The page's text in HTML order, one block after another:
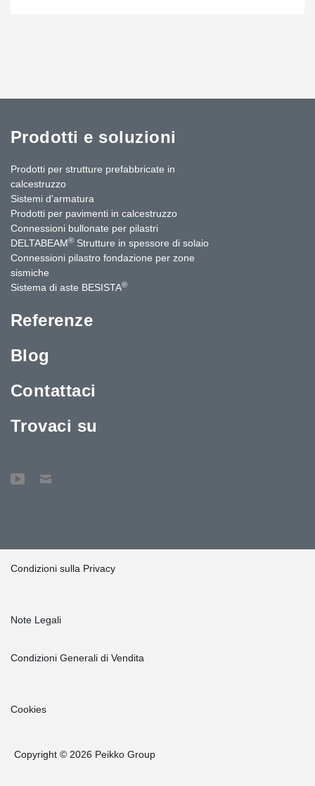
Prodotti e soluzioni
Prodotti per strutture prefabbricate in
calcestruzzo
Sistemi d'armatura
Prodotti per pavimenti in calcestruzzo
Connessioni bullonate per pilastri
DELTABEAM® Strutture in spessore di solaio
Connessioni pilastro fondazione per zone
sismiche
Sistema di aste BESISTA®
Referenze
Blog
Contattaci
Trovaci su
Condizioni sulla Privacy
Note Legali
Condizioni Generali di Vendita
Cookies
Copyright © 2026 Peikko Group